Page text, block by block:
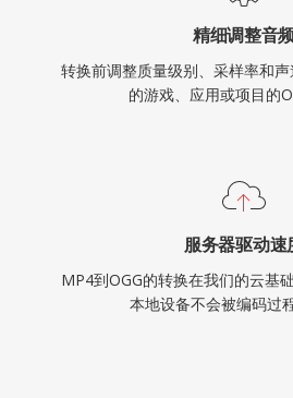
精细调整音
转换前调整质量级别、采样率和
的游戏、应用或项目的
服务器驱动速
MP4到OGG的转换在我们的云基
本地设备不会被编码过